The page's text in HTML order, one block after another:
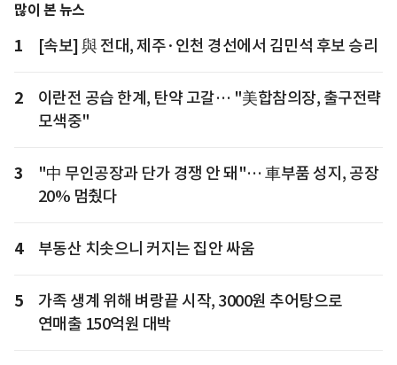
많이 본 뉴스
1 [속보] 與 전대, 제주·인천 경선에서 김민석 후보 승리
2
이란전 공습 한계, 탄약 고갈… "美합참의장, 출구전략
모색중"
3
"中 무인공장과 단가 경쟁 안 돼"… 車부품 성지, 공장
20% 멈췄다
4 부동산 치솟으니 커지는 집안 싸움
5
가족 생계 위해 벼랑끝 시작, 3000원 추어탕으로
연매출 150억원 대박